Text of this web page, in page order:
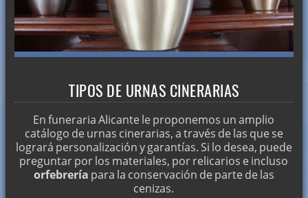
TIPOS DE URNAS CINERARIAS
En funeraria Alicante le proponemos un amplio
catálogo de urnas cinerarias, a través de las que se
logrará personalización y garantías. Si lo desea, puede
preguntar por los materiales, por relicarios e incluso
orfebrería para la conservación de parte de las
cenizas.